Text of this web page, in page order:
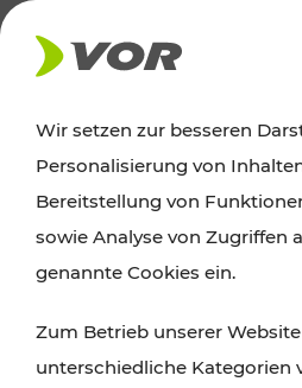
AKTUELLES
Ausflugstipps
Wien, Niederösterreich und
Wanderungen, Kultur und
Radtouren oder purer
Wir setzen zur besseren
Personalisierung von
Bereitstellung von
sowie Analyse von Zugriffen
genannte Cookies ein.
Zum Betrieb unserer
unterschiedliche Kategorien